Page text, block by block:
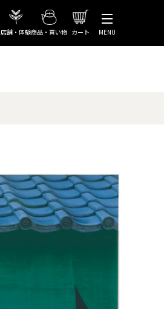
店舗・体験商品・買い物 カート MENU